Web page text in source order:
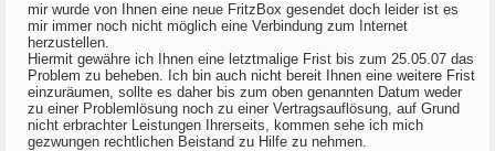
mir wurde von Ihnen eine neue FritzBox gesendet doch leider ist es
mir immer noch nicht möglich eine Verbindung zum Internet
herzustellen.
Hiermit gewähre ich Ihnen eine letztmalige Frist bis zum 25.05.07 das
Problem zu beheben. Ich bin auch nicht bereit Ihnen eine weitere Frist
einzuräumen, sollte es daher bis zum oben genannten Datum weder
zu einer Problemlösung noch zu einer Vertragsauflösung, auf Grund
nicht erbrachter Leistungen Ihrerseits, kommen sehe ich mich
gezwungen rechtlichen Beistand zu Hilfe zu nehmen.